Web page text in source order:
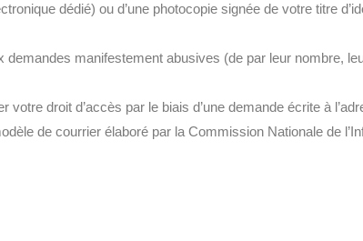
dédié) ou d’une photocopie signée de votre titre
demandes manifestement abusives (de par leur nombre,
droit d’accès par le biais d’une demande écrite à
de courrier élaboré par la Commission Nationale de